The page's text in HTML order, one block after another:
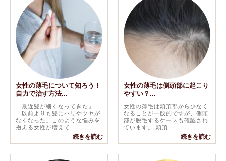
女性の薄毛について知ろう！
自力で治す方法...
「最近髪が細くなってきた」
「以前よりも髪にハリやツヤが
なくなった」このような悩みを
抱える女性が増えて…
続きを読む
女性の薄毛は側頭部に起こり
やすい？...
女性の薄毛は頭頂部から少なく
なることが一般的ですが、側頭
部が脱毛するケースも確認され
ています。 頭頂…
続きを読む